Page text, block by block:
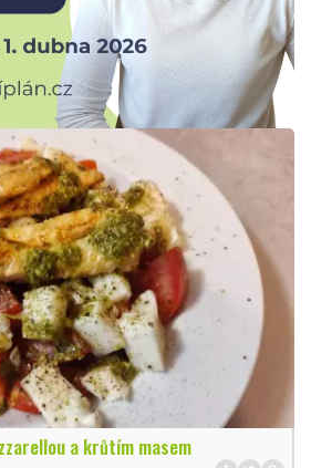
a krůtím masem